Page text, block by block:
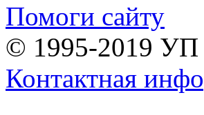
Помоги сайту
© 1995-2019 УП
Контактная